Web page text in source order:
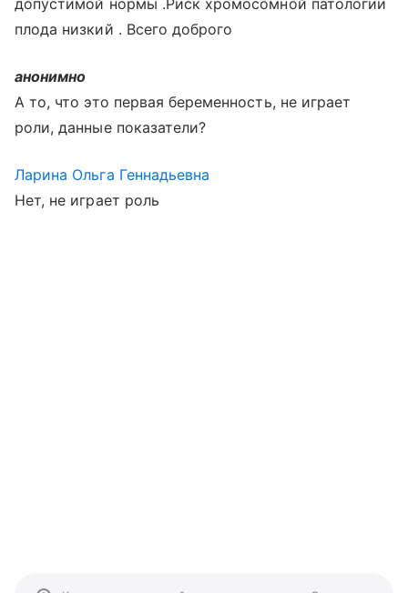
допустимой нормы .Риск хромосомной патологии
плода низкий . Всего доброго
анонимно
А то, что это первая беременность, не играет
роли, данные показатели?
Ларина Ольга Геннадьевна
Нет, не играет роль